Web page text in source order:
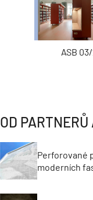
ASB
OD PARTNERŮ
Perforované
moderních